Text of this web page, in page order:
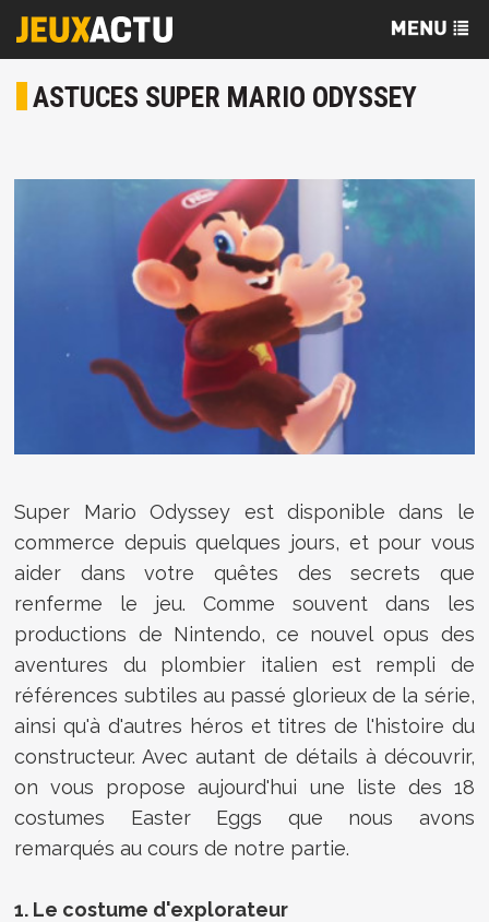
ASTUCES SUPER MARIO ODYSSEY
Super Mario Odyssey est disponible dans le
commerce depuis quelques jours, et pour vous
aider dans votre quêtes des secrets que
renferme le jeu. Comme souvent dans les
productions de Nintendo, ce nouvel opus des
aventures du plombier italien est rempli de
références subtiles au passé glorieux de la série,
ainsi qu'à d'autres héros et titres de l'histoire du
constructeur. Avec autant de détails à découvrir,
on vous propose aujourd'hui une liste des 18
costumes Easter Eggs que nous avons
remarqués au cours de notre partie.
1. Le costume d'explorateur